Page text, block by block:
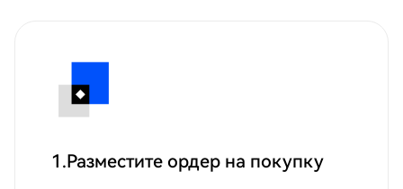
1.Разместите ордер на покупку